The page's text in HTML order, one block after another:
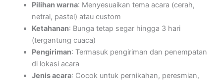
Pilihan warna: Menyesuaikan tema acara (cerah,
netral, pastel) atau custom
Ketahanan: Bunga tetap segar hingga 3 hari
(tergantung cuaca)
Pengiriman: Termasuk pengiriman dan penempatan
di lokasi acara
Jenis acara: Cocok untuk pernikahan, peresmian,